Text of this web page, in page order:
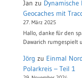
Jan zu
Geocaches mit
27. März 2025
Hallo, danke für den
Dawarich rumgespielt
Jörg zu Einmal
Polarkreis – Teil 1